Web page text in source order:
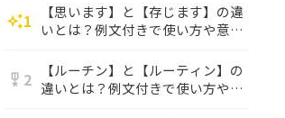
auto_awesome1
【思います】と【存じます】の違
いとは？例文付きで使い方や意味
military_tech 2
【ルーチン】と【ルーティン】の
違いとは？例文付きで使い方や意